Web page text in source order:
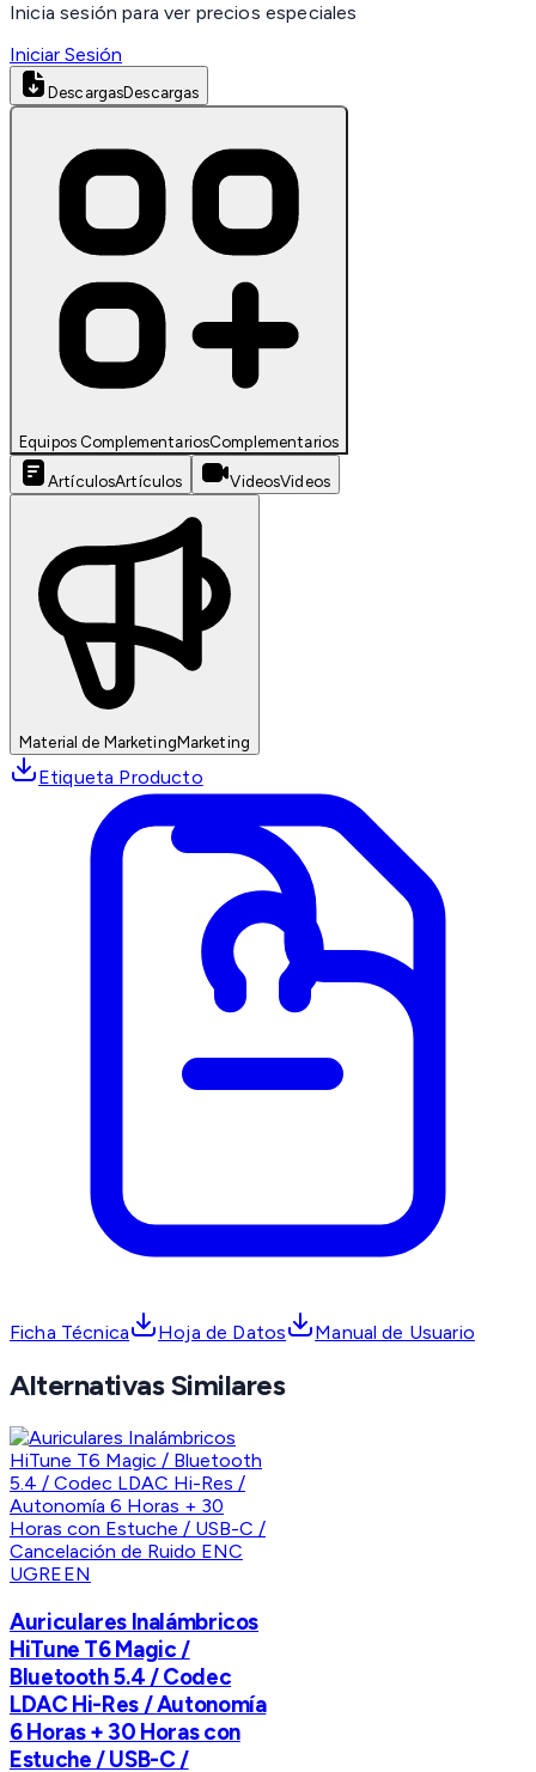
Inicia sesión para ver precios especiales
Iniciar Sesión
DescargasDescargas
Equipos ComplementariosComplementarios
ArtículosArtículos VideosVideos
Material de MarketingMarketing
Etiqueta Producto
Ficha Técnica Hoja de Datos Manual de Usuario
Alternativas Similares
UGREEN
Auriculares Inalámbricos
HiTune T6 Magic /
Bluetooth 5.4 / Codec
LDAC Hi-Res / Autonomía
6 Horas + 30 Horas con
Estuche / USB-C /